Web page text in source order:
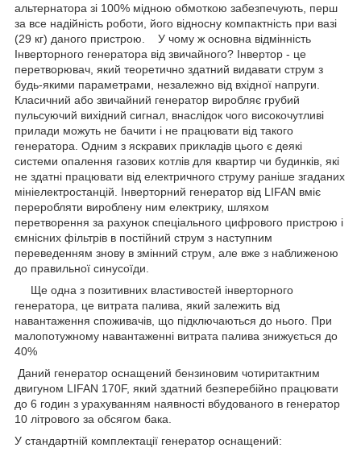
альтернатора зі 100% мідною обмоткою забезпечують, перш
за все надійність роботи, його відносну компактність при вазі
(29 кг) даного пристрою. У чому ж основна відмінність
Інверторного генератора від звичайного? Інвертор - це
перетворювач, який теоретично здатний видавати струм з
будь-якими параметрами, незалежно від вхідної напруги.
Класичний або звичайний генератор виробляє грубий
пульсуючий вихідний сигнал, внаслідок чого високочутливі
прилади можуть не бачити і не працювати від такого
генератора. Одним з яскравих прикладів цього є деякі
системи опалення газових котлів для квартир чи будинків, які
не здатні працювати від електричного струму раніше згаданих
мініелектростанцій. Інверторний генератор від LIFAN вміє
переробляти вироблену ним електрику, шляхом
перетворення за рахунок спеціального цифрового пристрою і
ємнісних фільтрів в постійний струм з наступним
переведенням знову в змінний струм, але вже з наближеною
до правильної синусоїди.
Ще одна з позитивних властивостей інверторного
генератора, це витрата палива, який залежить від
навантаження споживачів, що підключаються до нього. При
малопотужному навантаженні витрата палива знижується до
40%
Даний генератор оснащений бензиновим чотиритактним
двигуном LIFAN 170F, який здатний безперебійно працювати
до 6 годин з урахуванням наявності вбудованого в генератор
10 літрового за обсягом бака.
У стандартній комплектації генератор оснащений: